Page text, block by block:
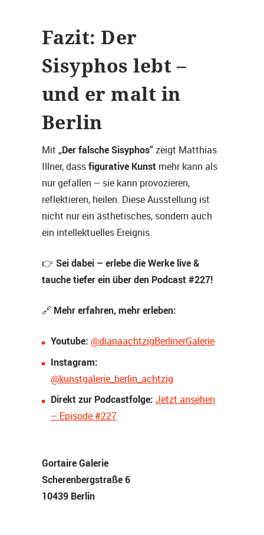
Fazit: Der
Sisyphos lebt –
und er malt in
Berlin
Mit „Der falsche Sisyphos“zeigt Matthias
Illner, dass figurative Kunst mehr kann als
nur gefallen – sie kann provozieren,
reflektieren, heilen. Diese Ausstellung ist
nicht nur ein ästhetisches, sondern auch
ein intellektuelles Ereignis.
👉 Sei dabei – erlebe die Werke live &
tauche tiefer ein über den Podcast #227!
🔗 Mehr erfahren, mehr erleben:
Youtube: @dianaachtzigBerlinerGalerie
Instagram:
@kunstgalerie_berlin_achtzig
Direkt zur Podcastfolge: Jetzt ansehen
– Episode #227
Gortaire Galerie
Scherenbergstraße 6
10439 Berlin